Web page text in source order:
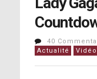
40
Actualité